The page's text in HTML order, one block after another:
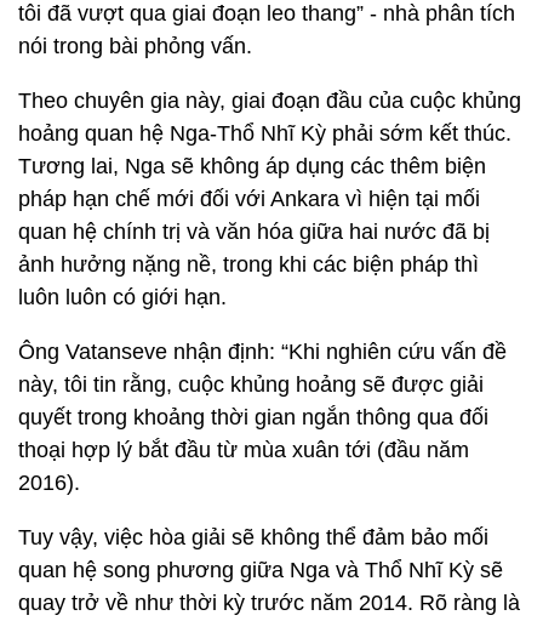
tôi đã vượt qua giai đoạn leo thang” - nhà phân tích
nói trong bài phỏng vấn.
Theo chuyên gia này, giai đoạn đầu của cuộc khủng
hoảng quan hệ Nga-Thổ Nhĩ Kỳ phải sớm kết thúc.
Tương lai, Nga sẽ không áp dụng các thêm biện
pháp hạn chế mới đối với Ankara vì hiện tại mối
quan hệ chính trị và văn hóa giữa hai nước đã bị
ảnh hưởng nặng nề, trong khi các biện pháp thì
luôn luôn có giới hạn.
Ông Vatanseve nhận định: “Khi nghiên cứu vấn đề
này, tôi tin rằng, cuộc khủng hoảng sẽ được giải
quyết trong khoảng thời gian ngắn thông qua đối
thoại hợp lý bắt đầu từ mùa xuân tới (đầu năm
2016).
Tuy vậy, việc hòa giải sẽ không thể đảm bảo mối
quan hệ song phương giữa Nga và Thổ Nhĩ Kỳ sẽ
quay trở về như thời kỳ trước năm 2014. Rõ ràng là